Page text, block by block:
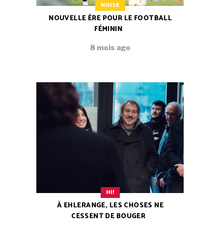
NOISE
NOUVELLE ÈRE POUR LE FOOTBALL
FÉMININ
8 mois ago
HI!
À EHLERANGE, LES CHOSES NE
CESSENT DE BOUGER